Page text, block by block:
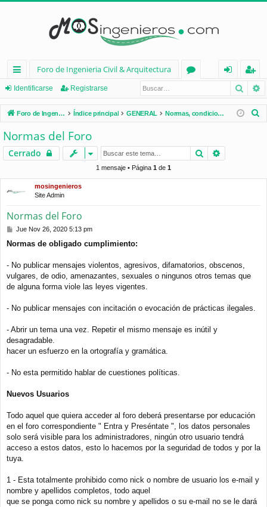
nl
ac
es
rá
pi
d
Foro de Ingenieria Civil & Arquitectura
os
nt
ifi
e
eg
ist
ra
Identificarse Registrarse
Foro de Ingenieria Civil & Arquitectura Índice principal GENERAL Normas, condiciones de uso, términos...
r
Normas del Foro
Cerrado Buscar
1 mensaje • Página 1 de 1
mosingenieros
Site Admin
Normas del Foro
M
n
a
j
Jue Nov 26, 2020 5:13 pm
Normas de obligado cumplimiento:
- No publicar mensajes violentos, agresivos, difamatorios, obscenos,
vulgares, de odio, amenazantes, sexuales o ningunos otros temas que
de alguna forma viole las leyes vigentes.
- No publicar mensajes con incitación o evocación de prácticas ilegales.
- Abrir un tema una vez. Repetir el mismo mensaje es inútil y
desagradable.
hacer un esfuerzo en la ortografía y gramática.
- No esta permitido hablar de cuestiones políticas.
Nuevos Usuarios
Todo aquel que quiera acceder al foro deberá presentarse por educación
en el foro correspondiente " Entra y Preséntate ", los datos personales
solo será visible para los administradores, ningún otro usuario tendrá
acceso a estos datos, esto lo hacemos por la seguridad de todos y por la
tuya.
1 - Esta totalmente prohibido como nick o nombre de usuario los e-mail y
nombre y apellidos completos, todo aquel
que se ponga como nick su nombre y apellidos o su e-mail no se le dará